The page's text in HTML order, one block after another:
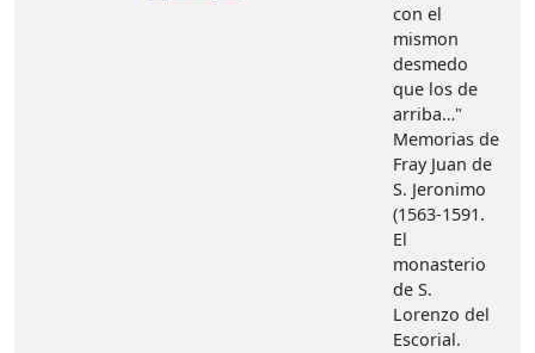
con el
mismon
desmedo
que los de
arriba…"
Memorias de
Fray Juan de
S. Jeronimo
(1563-1591.
El
monasterio
de S.
Lorenzo del
Escorial.